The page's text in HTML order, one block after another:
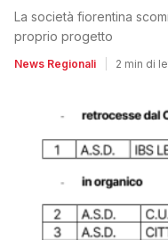
La società fiorentina
proprio progetto
News Regionali 2 min di